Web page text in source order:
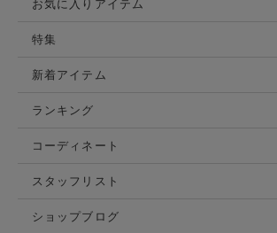
お気に入りアイテム
特集
新着アイテム
ランキング
コーディネート
スタッフリスト
ショップブログ